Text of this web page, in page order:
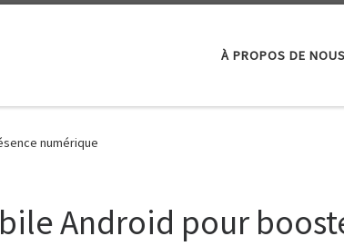
À PROPOS DE NOUS
numérique
Android pour